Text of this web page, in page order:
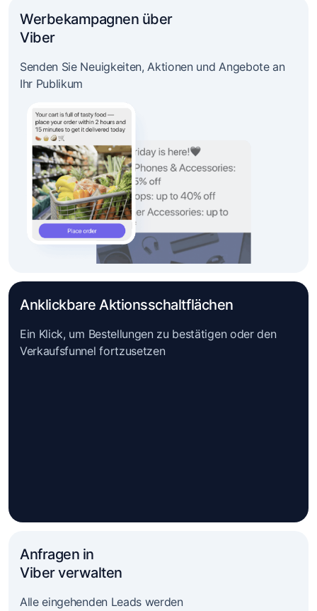
Werbekampagnen über
Viber
Senden Sie Neuigkeiten, Aktionen und Angebote an
Ihr Publikum
Anklickbare Aktionsschaltflächen
Ein Klick, um Bestellungen zu bestätigen oder den
Verkaufsfunnel fortzusetzen
Anfragen in
Viber verwalten
Alle eingehenden Leads werden